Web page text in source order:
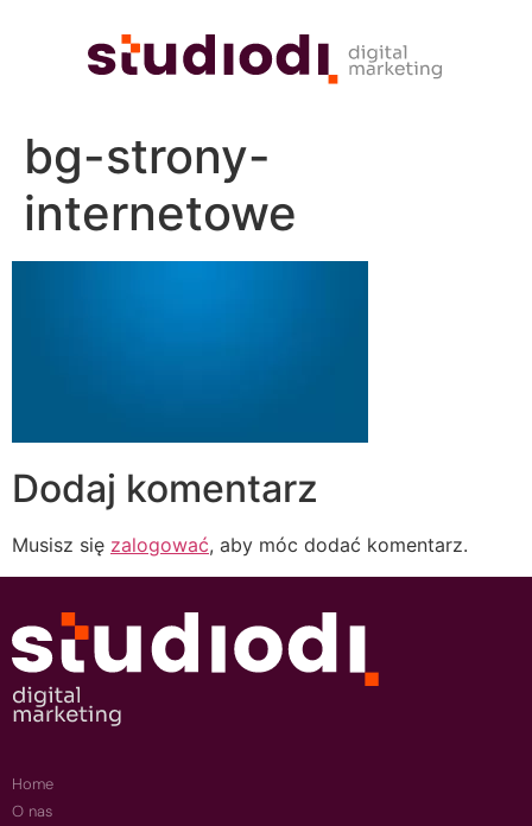
bg-strony-
internetowe
Dodaj komentarz
Musisz się zalogować, aby móc dodać komentarz.
Home
O nas